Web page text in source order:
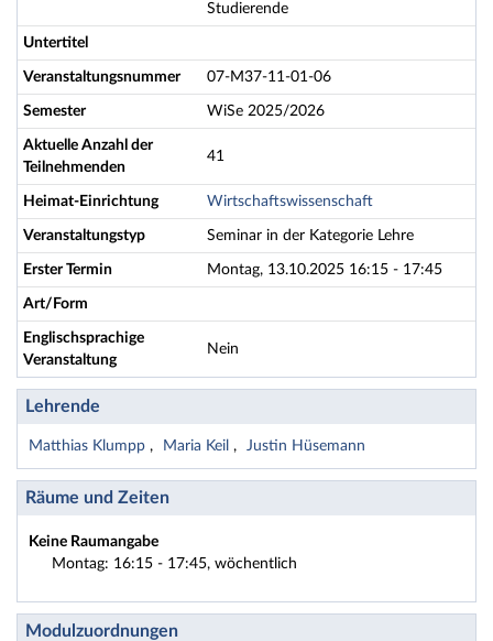
Studierende
Untertitel
Veranstaltungsnummer 07-M37-11-01-06
Semester WiSe 2025/2026
Aktuelle Anzahl der
Teilnehmenden
41
Heimat-Einrichtung Wirtschaftswissenschaft
Veranstaltungstyp Seminar in der Kategorie Lehre
Erster Termin Montag, 13.10.2025 16:15 - 17:45
Art/Form
Englischsprachige
Veranstaltung
Nein
Lehrende
Matthias Klumpp Maria Keil Justin Hüsemann
Räume und Zeiten
Keine Raumangabe
Montag: 16:15 - 17:45, wöchentlich
Modulzuordnungen